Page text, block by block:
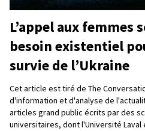
L’appel aux femmes
besoin existentiel
survie de l’Ukraine
Cet article est tiré de The
d'information et d'analyse de
articles grand public écrits par des
universitaires, dont l'Université Laval